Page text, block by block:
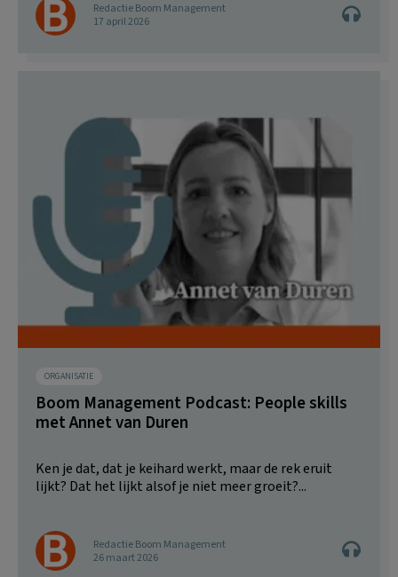
Redactie Boom Management
17 april 2026
ORGANISATIE
Boom Management Podcast: People skills
met Annet van Duren
Ken je dat, dat je keihard werkt, maar de rek eruit
lijkt? Dat het lijkt alsof je niet meer groeit?...
Redactie Boom Management
26 maart 2026